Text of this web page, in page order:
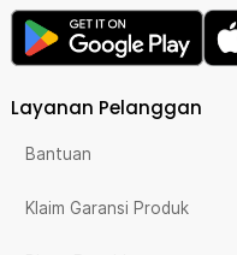
Layanan Pelanggan
Bantuan
Klaim Garansi Produk